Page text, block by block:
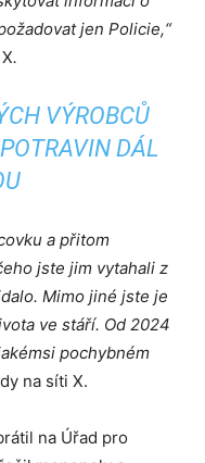
jen Policie,“
.
VÝROBCŮ
DÁL
a přitom
jste jim vytahali z
Mimo jiné jste je
ve stáří. Od 2024
pochybném
na síti X.
na Úřad pro